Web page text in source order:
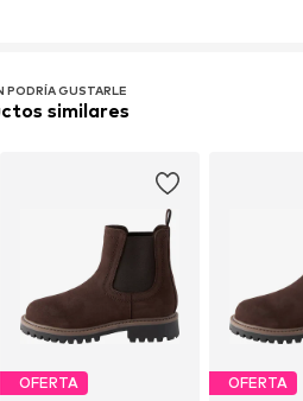
PODRÍA GUSTARLE
similares
OFERTA OFERTA